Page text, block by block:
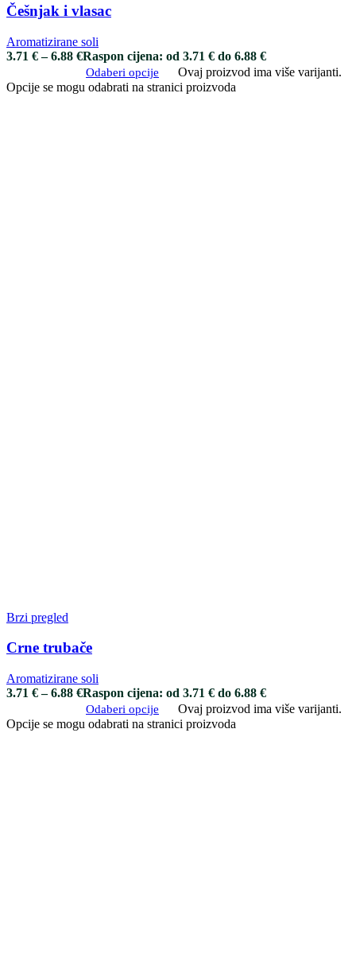
Češnjak i vlasac
Aromatizirane soli
3.71 € – 6.88 €Raspon cijena: od 3.71 € do 6.88 €
Odaberi opcije
Ovaj proizvod ima više varijanti.
Opcije se mogu odabrati na stranici proizvoda
Brzi pregled
Crne trubače
Aromatizirane soli
3.71 € – 6.88 €Raspon cijena: od 3.71 € do 6.88 €
Odaberi opcije
Ovaj proizvod ima više varijanti.
Opcije se mogu odabrati na stranici proizvoda